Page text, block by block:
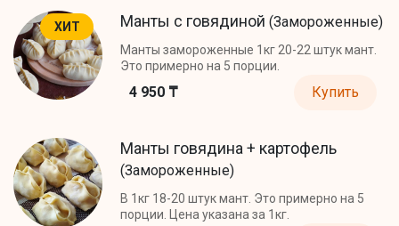
ХИТ Манты с говядиной (Замороженные)
Манты замороженные 1кг 20-22 штук мант.
Это примерно на 5 порции.
4 950 ₸ Купить
Манты говядина + картофель
(Замороженные)
В 1кг 18-20 штук мант. Это примерно на 5
порции. Цена указана за 1кг.